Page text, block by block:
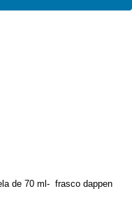
de 70 ml- frasco dappen